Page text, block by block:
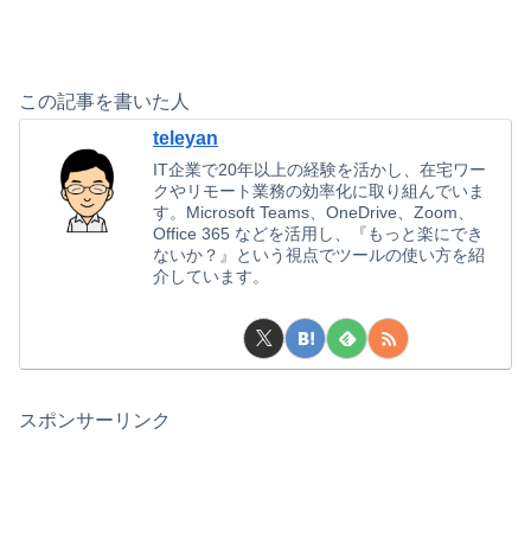
この記事を書いた人
teleyan
IT企業で20年以上の経験を活かし、在宅ワー
クやリモート業務の効率化に取り組んでいま
す。Microsoft Teams、OneDrive、Zoom、
Office 365 などを活用し、『もっと楽にでき
ないか？』という視点でツールの使い方を紹
介しています。
スポンサーリンク